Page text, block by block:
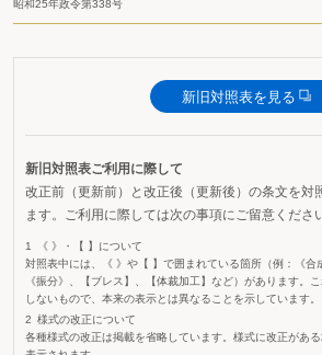
昭和25年政令第338号
新旧対照表を見る
新旧対照表ご利用に際して
改正前（更新前）と改正後（更新後）の条文を対
ます。ご利用に際しては次の事項にご留意くださ
《 》・【 】について
対照表中には、《 》や【 】で囲まれている箇所（例：《合
《振分》、【ブレス】、【体裁加工】など）があります。
しないもので、本来の表示とは異なることを示しています。
様式の改正について
各種様式の改正は掲載を省略しています。様式に改正があ